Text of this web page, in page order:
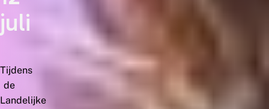
juli
Tijdens
de
Landelijke